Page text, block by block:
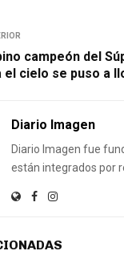
campeón del
el cielo se puso a
Diario Imagen
Diario Imagen fue
están integrados por